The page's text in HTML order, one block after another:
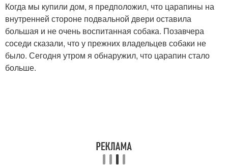
Когда мы купили дом, я предположил, что царапины на
внутренней стороне подвальной двери оставила
большая и не очень воспитанная собака. Позавчера
соседи сказали, что у прежних владельцев собаки не
было. Сегодня утром я обнаружил, что царапин стало
больше.